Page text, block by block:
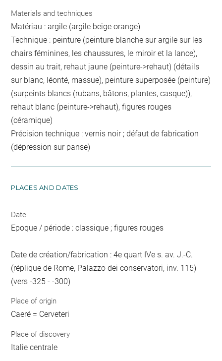
Materials and techniques
Matériau : argile (argile beige orange)
Technique : peinture (peinture blanche sur argile sur les
chairs féminines, les chaussures, le miroir et la lance),
dessin au trait, rehaut jaune (peinture->rehaut) (détails
sur blanc, léonté, massue), peinture superposée (peinture)
(surpeints blancs (rubans, bâtons, plantes, casque)),
rehaut blanc (peinture->rehaut), figures rouges
(céramique)
Précision technique : vernis noir ; défaut de fabrication
(dépression sur panse)
PLACES AND DATES
Date
Epoque / période : classique ; figures rouges
Date de création/fabrication : 4e quart IVe s. av. J.-C.
(réplique de Rome, Palazzo dei conservatori, inv. 115)
(vers -325 - -300)
Place of origin
Caeré = Cerveteri
Place of discovery
Italie centrale